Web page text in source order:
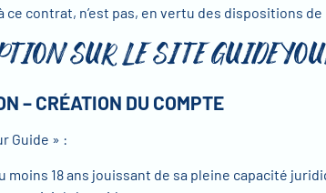
contrat, n’est pas, en vertu des dispositions
SUR LE SITE
– CRÉATION DU COMPTE
Guide » :
moins 18 ans jouissant de sa pleine capacité